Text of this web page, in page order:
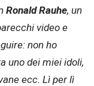
Ronald Rauhe, un
video e
non ho
uno dei miei idoli,
ecc. Lì per lì